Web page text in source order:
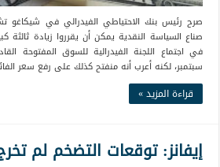
صرح رئيس بنك الاحتياطي الفيدرالي في شيكاغو
صناع السياسة النقدية يمكن أن يقرروا زيادة ثالثة
سبتمبر، لكنه أعرب أنه منفتح كذلك على رفع سعر الفائدة بين
قراءة المزيد »
إيفانز: توقعات التضخم لم